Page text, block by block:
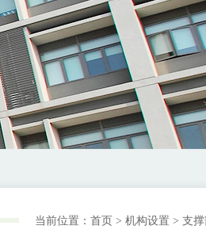
当前位置： 首页 > 机构设置 > 支